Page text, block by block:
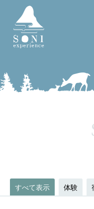
すべて表示 体験